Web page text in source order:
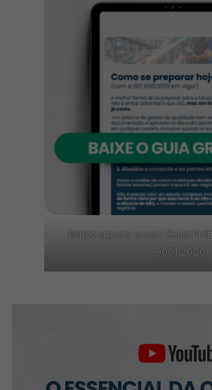
Baixe agora o seu Guia
9001:2026